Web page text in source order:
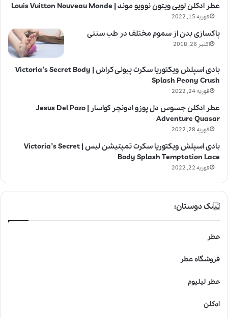
عطر ادکلن لویی ویتون نوویو موند | Louis Vuitton Nouveau Monde
فوریه 15, 2022
پاکسازی بدن از سموم مختلف در طب سنتی
اکتبر 26, 2018
بادی اسپلش ویکتوریا سکرت پیونی کراش | Victoria’s Secret Body
Splash Peony Crush
فوریه 24, 2022
عطر ادکلن جسوس دل پوزو ادونچر کواسار | Jesus Del Pozo
Adventure Quasar
فوریه 28, 2022
بادی اسپلش ویکتوریا سکرت تمپتیشن لیس | Victoria’s Secret
Body Splash Temptation Lace
فوریه 22, 2022
لینک دوستان:
عطر
فروشگاه عطر
عطر لیلیوم
ادکلن